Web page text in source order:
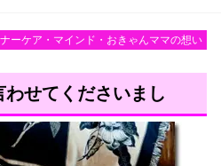
ーケア・マインド・おきゃんママの想い
せてくださいまし